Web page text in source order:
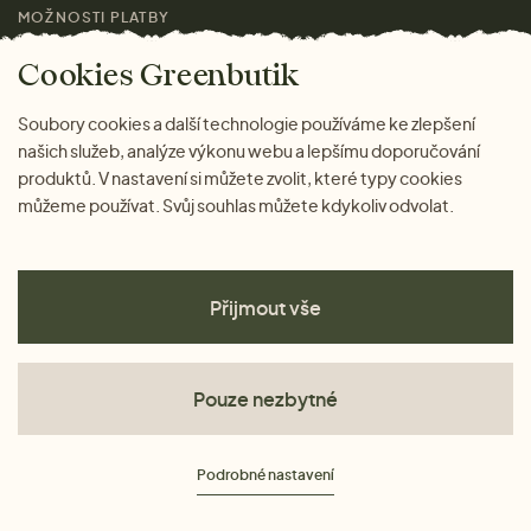
Magazín
MOŽNOSTI PLATBY
Ochrana osobních údajů
Cookies
Cookies Greenbutik
Soubory cookies a další technologie používáme ke zlepšení
našich služeb, analýze výkonu webu a lepšímu doporučování
produktů. V nastavení si můžete zvolit, které typy cookies
můžeme používat. Svůj souhlas můžete kdykoliv odvolat.
Přijmout vše
Pouze nezbytné
Podrobné nastavení